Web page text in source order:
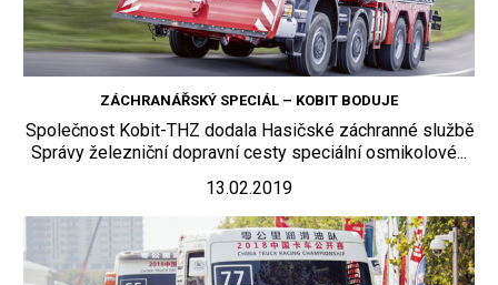
ZÁCHRANÁŘSKÝ SPECIÁL – KOBIT BODUJE
Společnost Kobit-THZ dodala Hasičské záchranné službě
Správy železniční dopravní cesty speciální osmikolové...
13.02.2019